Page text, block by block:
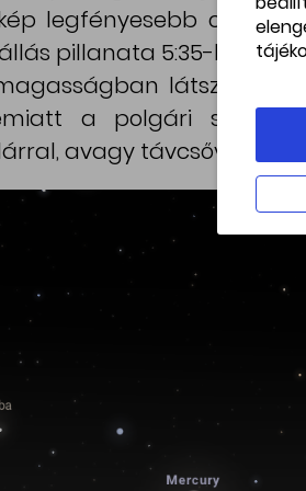
legfényesebb
pillanata 5:35-kor
látszik
a polgári
avagy távcsővel